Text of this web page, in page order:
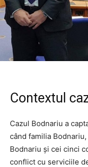
Contextul
Cazul Bodnariu a
când familia
Bodnariu și cei cinci
conflict cu serviciile